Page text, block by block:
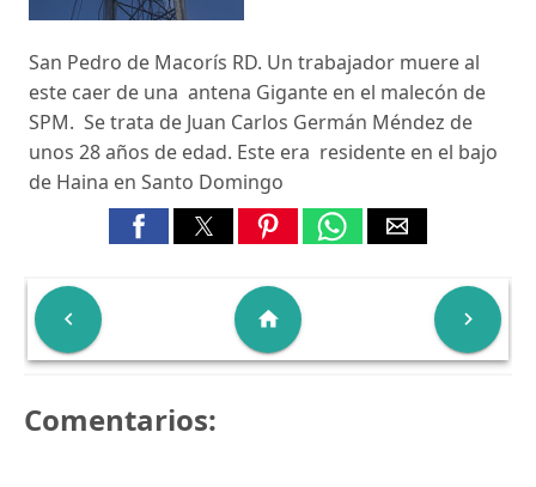
San Pedro de Macorís RD. Un trabajador muere al
este caer de una antena Gigante en el malecón de
SPM. Se trata de Juan Carlos Germán Méndez de
unos 28 años de edad. Este era residente en el bajo
de Haina en Santo Domingo
 
home
Comentarios: